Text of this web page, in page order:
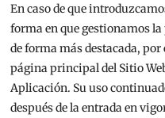
En caso de que
forma en que gestionamos
de forma más destacada,
página principal del Sitio
Aplicación. Su uso
después de la entrada en